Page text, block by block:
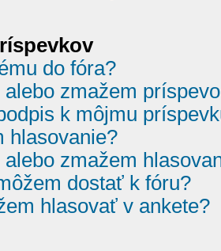
do fóra?
zmažem
k môjmu
hlasovanie?
zmažem
dostať k fóru?
hlasovať v ankete?